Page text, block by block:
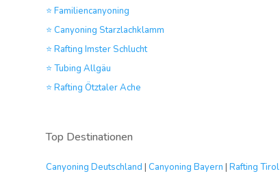
⭐ Familiencanyoning
⭐ Canyoning Starzlachklamm
⭐ Rafting Imster Schlucht
⭐ Tubing Allgäu
⭐ Rafting Ötztaler Ache
Top Destinationen
Canyoning Deutschland | Canyoning Bayern |Rafting Tirol